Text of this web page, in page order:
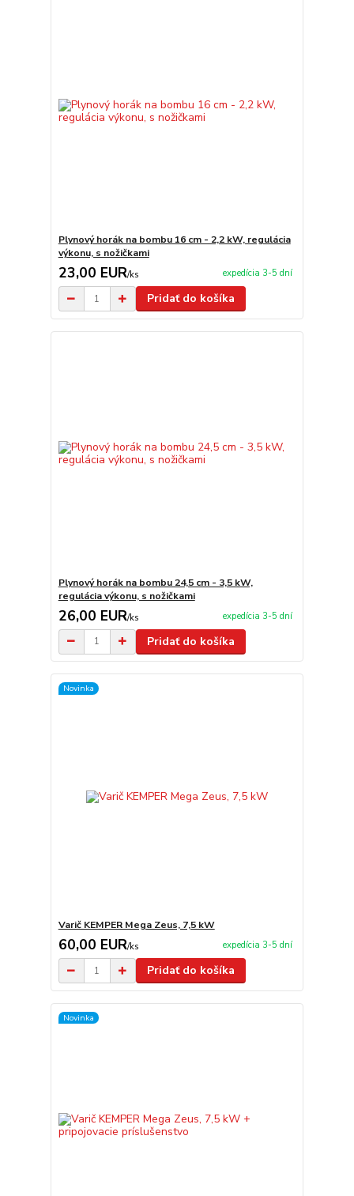
Plynový horák na bombu 16 cm - 2,2 kW, regulácia
výkonu, s nožičkami
23,00 EUR/ks expedícia 3-5 dní
Pridať do košíka
Plynový horák na bombu 24,5 cm - 3,5 kW,
regulácia výkonu, s nožičkami
26,00 EUR/ks expedícia 3-5 dní
Pridať do košíka
Novinka
Varič KEMPER Mega Zeus, 7,5 kW
60,00 EUR/ks expedícia 3-5 dní
Pridať do košíka
Novinka